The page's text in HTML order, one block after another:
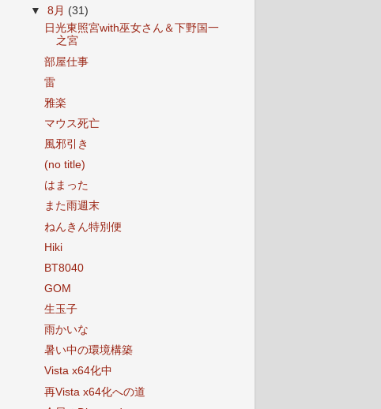
▼8月 (31)
日光東照宮with巫女さん＆下野国一
之宮
部屋仕事
雷
雅楽
マウス死亡
風邪引き
(no title)
はまった
また雨週末
ねんきん特別便
Hiki
BT8040
GOM
生玉子
雨かいな
暑い中の環境構築
Vista x64化中
再Vista x64化への道